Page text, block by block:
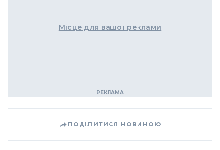
Місце для вашої реклами
ПОДІЛИТИСЯ НОВИНОЮ